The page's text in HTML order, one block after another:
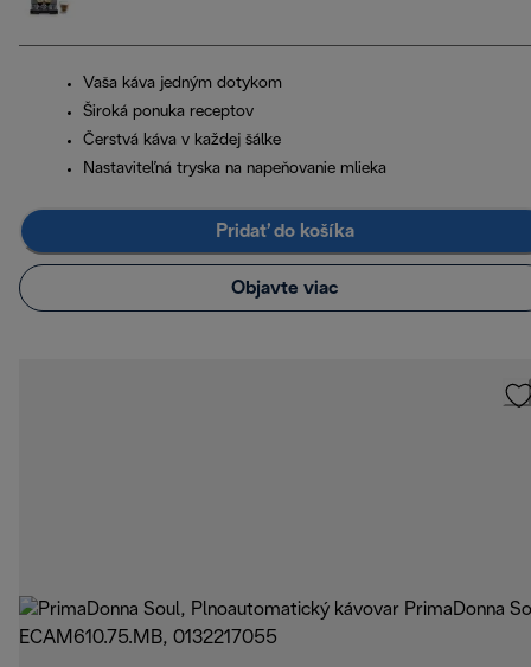
Vaša káva jedným dotykom
Široká ponuka receptov
Čerstvá káva v každej šálke
Nastaviteľná tryska na napeňovanie mlieka
Pridať do košíka
Objavte viac